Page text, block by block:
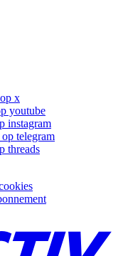
x
youtube
instagram
telegram
threads